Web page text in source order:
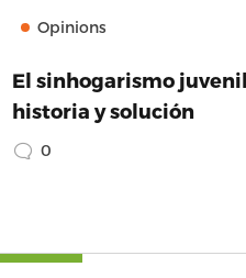
Opinions
El sinhogarismo
historia y solución
0